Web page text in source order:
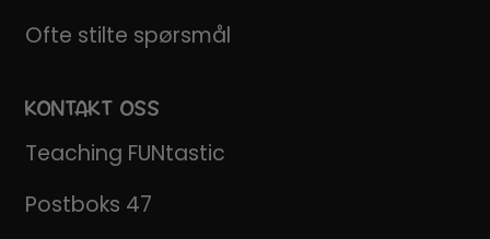
Ofte stilte spørsmål
KONTAKT OSS
Teaching FUNtastic
Postboks 47